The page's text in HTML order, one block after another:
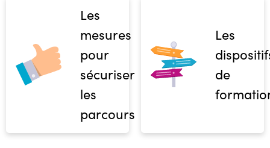
Les
mesures
pour
sécuriser
les
parcours
Les
de